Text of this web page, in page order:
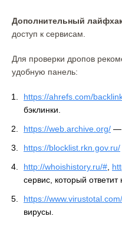
Дополнительный
доступ к сервисам.
Для проверки дропов
удобную панель:
https://ahrefs.com/
бэклинки.
https://web.archive.org/ —
https://blocklist.rkn.gov.ru/
http://whoishistory.ru/#
сервис, который
https://
вирусы.